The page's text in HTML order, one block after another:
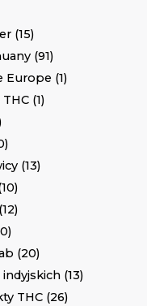
15
91
Europe 1
1
13
10
12
20
13
THC 26